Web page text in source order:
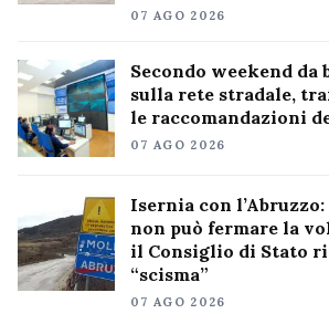
07 AGO 2026
Secondo weekend
sulla rete stradale,
le raccomandazioni
07 AGO 2026
Isernia con
non può fermare la
il Consiglio di Stato
“scisma”
07 AGO 2026